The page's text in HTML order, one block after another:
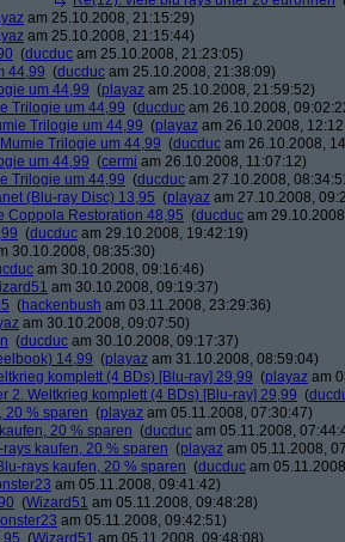
am 25.10.2008, 21:15:29)
am 25.10.2008, 21:15:44)
(ducduc am 25.10.2008, 21:23:05)
44,99 (ducduc am 25.10.2008, 21:38:09)
um 44,99 (playaz am 25.10.2008, 21:59:52)
Trilogie um 44,99 (ducduc am 26.10.2008,
Trilogie um 44,99 (playaz am 26.10.2008,
Trilogie um 44,99 (ducduc am 26.10.2008,
um 44,99 (cermi am 26.10.2008, 11:07:12)
Trilogie um 44,99 (ducduc am 27.10.2008,
(Blu-ray Disc) 13,95 (playaz am 27.10.2008,
Coppola Restoration 48,95 (ducduc am
(ducduc am 29.10.2008, 19:42:19)
30.10.2008, 08:35:30)
am 30.10.2008, 09:16:46)
am 30.10.2008, 09:19:37)
(hackenbush am 03.11.2008, 23:29:36)
am 30.10.2008, 09:07:50)
(ducduc am 30.10.2008, 09:17:37)
14,99 (playaz am 31.10.2008, 08:59:04)
komplett (4 BDs) [Blu-ray] 29,99 (playaz am
2. Weltkrieg komplett (4 BDs) [Blu-ray] 29,99 (
20 % sparen (playaz am 05.11.2008, 07:30:47)
20 % sparen (ducduc am 05.11.2008,
rays kaufen, 20 % sparen (playaz am 05.11.2008,
rays kaufen, 20 % sparen (ducduc am
am 05.11.2008, 09:41:42)
(Wizard51 am 05.11.2008, 09:48:28)
am 05.11.2008, 09:42:51)
(Wizard51 am 05.11.2008, 09:48:08)